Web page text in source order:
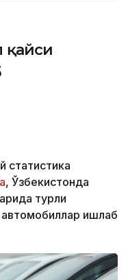
қайси
статистика
, Ўзбекистонда
турли
ишлаб